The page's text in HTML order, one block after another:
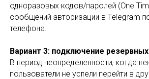
одноразовых кодов/паролей (One
сообщений авторизации в Telegram
телефона.
Вариант 3: подключение
В период неопределенности, когда
пользователи не успели перейти в